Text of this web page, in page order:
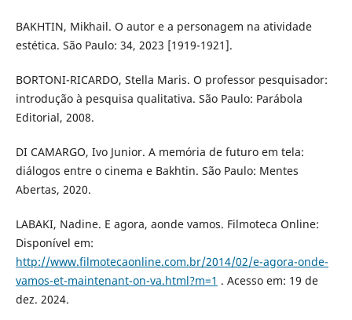
BAKHTIN, Mikhail. O autor e a personagem na atividade
estética. São Paulo: 34, 2023 [1919-1921].
BORTONI-RICARDO, Stella Maris. O professor pesquisador:
introdução à pesquisa qualitativa. São Paulo: Parábola
Editorial, 2008.
DI CAMARGO, Ivo Junior. A memória de futuro em tela:
diálogos entre o cinema e Bakhtin. São Paulo: Mentes
Abertas, 2020.
LABAKI, Nadine. E agora, aonde vamos. Filmoteca Online:
Disponível em:
http://www.filmotecaonline.com.br/2014/02/e-agora-onde-
vamos-et-maintenant-on-va.html?m=1 . Acesso em: 19 de
dez. 2024.